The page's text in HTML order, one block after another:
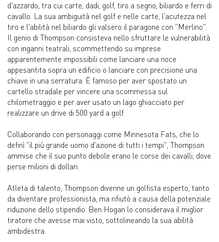
d'azzardo, tra cui carte, dadi, golf, tiro a segno, biliardo e ferri di
cavallo. La sua ambiguità nel golf e nelle carte, l'acutezza nel
tiro e l'abilità nel biliardo gli valsero il paragone con "Merlino".
Il genio di Thompson consisteva nello sfruttare le vulnerabilità
con inganni teatrali, scommettendo su imprese
apparentemente impossibili come lanciare una noce
appesantita sopra un edificio o lanciare con precisione una
chiave in una serratura. È famoso per aver spostato un
cartello stradale per vincere una scommessa sul
chilometraggio e per aver usato un lago ghiacciato per
realizzare un drive di 500 yard a golf.
Collaborando con personaggi come Minnesota Fats, che lo
definì "il più grande uomo d'azione di tutti i tempi", Thompson
ammise che il suo punto debole erano le corse dei cavalli, dove
perse milioni di dollari.
Atleta di talento, Thompson divenne un golfista esperto, tanto
da diventare professionista, ma rifiutò a causa della potenziale
riduzione dello stipendio. Ben Hogan lo considerava il miglior
tiratore che avesse mai visto, sottolineando la sua abilità
ambidestra.